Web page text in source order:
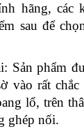
hãng, các
sau để
Sản phẩm
vào rất chắc
lổ, trên
ghép nối.